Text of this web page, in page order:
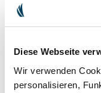
Diese Webseite
Wir verwenden
personalisieren,
Notre baume cuir en
entretien et imprègne
Contenu : 180 ml